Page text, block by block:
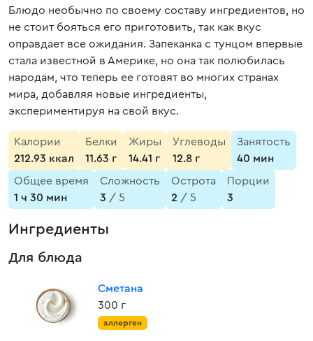
Блюдо необычно по своему составу ингредиентов, но
не стоит бояться его приготовить, так как вкус
оправдает все ожидания. Запеканка с тунцом впервые
стала известной в Америке, но она так полюбилась
народам, что теперь ее готовят во многих странах
мира, добавляя новые ингредиенты,
экспериментируя на свой вкус.
Калории
212.93 ккал
Белки
11.63 г
Жиры
14.41 г
Углеводы
12.8 г
Занятость
40 мин
Общее время
1 ч 30 мин
Сложность
3 / 5
Острота
2 / 5
Порции
3
Ингредиенты
Для блюда
Сметана
300 г
аллерген